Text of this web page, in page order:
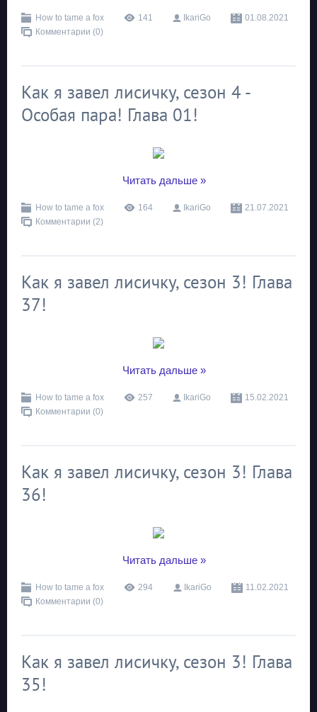
How to tame a fox 141 IkariGo
01.08.2021
Комментарии (0)
Как я завел лисичку, сезон 4 -
Особая пара! Глава 01!
Читать дальше »
How to tame a fox 164 IkariGo
21.07.2021
Комментарии (2)
Как я завел лисичку, сезон 3! Глава
37!
Читать дальше »
How to tame a fox 257 IkariGo
15.02.2021
Комментарии (0)
Как я завел лисичку, сезон 3! Глава
36!
Читать дальше »
How to tame a fox 294 IkariGo
11.02.2021
Комментарии (0)
Как я завел лисичку, сезон 3! Глава
35!